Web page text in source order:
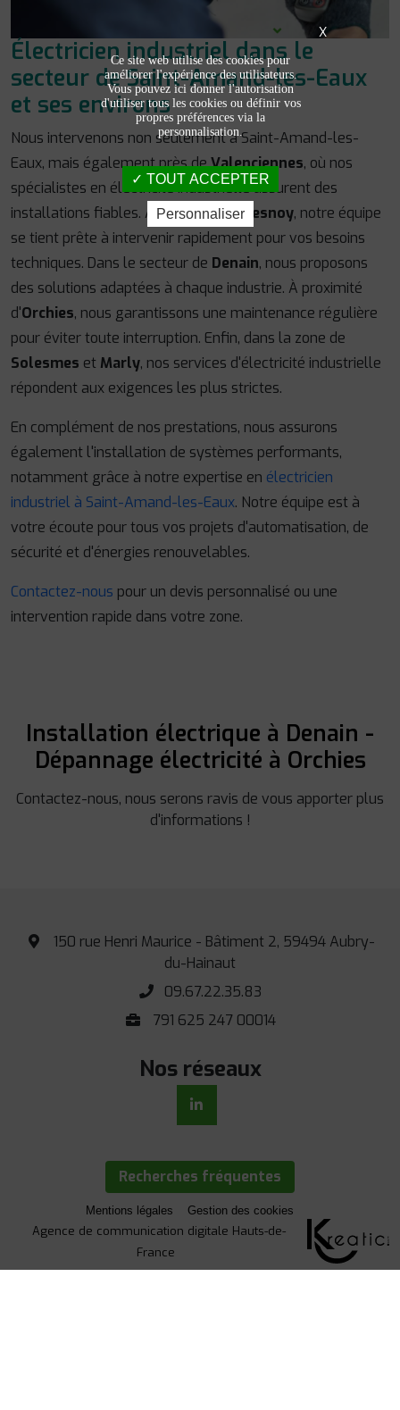
Électricien industriel dans le
secteur de Saint-Amand-les-Eaux
et ses environs
Nous intervenons non seulement à Saint-Amand-les-
Eaux, mais également près deValenciennes, où nos
spécialistes en électricité industrielle assurent des
installations fiables. Autour deLe Quesnoy, notre équipe
se tient prête à intervenir rapidement pour vos besoins
techniques. Dans le secteur de Denain, nous proposons
des solutions adaptées à chaque industrie. À proximité
d'Orchies, nous garantissons une maintenance régulière
pour éviter toute interruption. Enfin, dans la zone de
Solesmes et Marly, nos services d'électricité industrielle
répondent aux exigences les plus strictes.
En complément de nos prestations, nous assurons
également l'installation de systèmes performants,
notamment grâce à notre expertise en électricien
industriel à Saint-Amand-les-Eaux. Notre équipe est à
votre écoute pour tous vos projets d'automatisation, de
sécurité et d'énergies renouvelables.
Contactez-nous pour un devis personnalisé ou une
intervention rapide dans votre zone.
Installation électrique à Denain -
Dépannage électricité à Orchies
Contactez-nous, nous serons ravis de vous apporter plus
d'informations !
150 rue Henri Maurice - Bâtiment 2, 59494 Aubry-
du-Hainaut
09.67.22.35.83
791 625 247 00014
Nos réseaux
Recherches fréquentes
Mentions légales Gestion des cookies
Agence de communication digitale Hauts-de-
France
X
Ce site web utilise des cookies pour
améliorer l'expérience des utilisateurs.
Vous pouvez ici donner l'autorisation
d'utiliser tous les cookies ou définir vos
propres préférences via la
personnalisation.
TOUT ACCEPTER
Personnaliser